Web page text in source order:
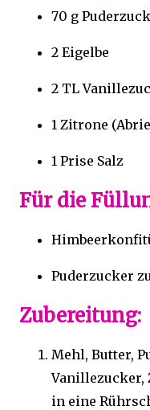
70 g
2 Eigelbe
2 TL
1 Zitrone
1 Prise Salz
Für die
Puderzucker
Zubereitung:
Mehl, Butter,
Vanillezucker,
in eine